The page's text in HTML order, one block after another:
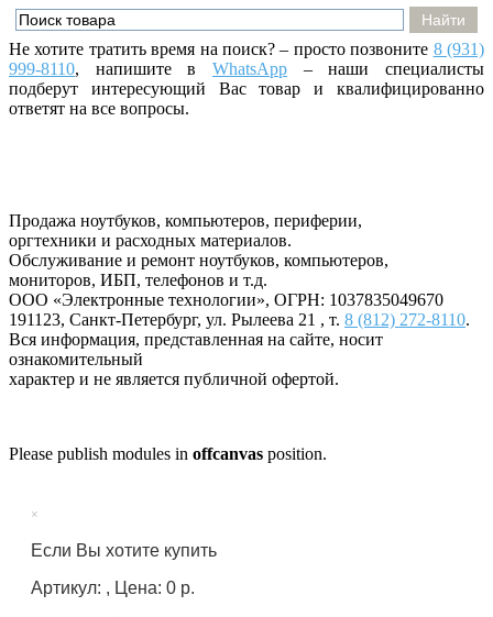
Не хотите тратить время на поиск? – просто позвоните 8 (931)
999-8110, напишитевWhatsApp – наши специалисты
подберут интересующий Вас товар и квалифицированно
ответят на все вопросы.
Продажа ноутбуков, компьютеров, периферии,
оргтехники и расходных материалов.
Обслуживание и ремонт ноутбуков, компьютеров,
мониторов, ИБП, телефонов и т.д.
ООО «Электронные технологии», ОГРН: 1037835049670
191123, Санкт-Петербург, ул. Рылеева 21 , т. 8 (812) 272-8110.
Вся информация, представленная на сайте, носит
ознакомительный
характер и не является публичной офертой.
Please publish modules in offcanvas position.
×
Если Вы хотите купить
Артикул: , Цена: 0 р.